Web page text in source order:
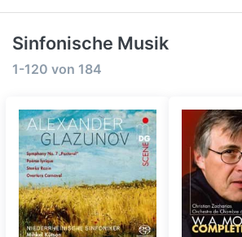
Sinfonische Musik
1-120 von 184